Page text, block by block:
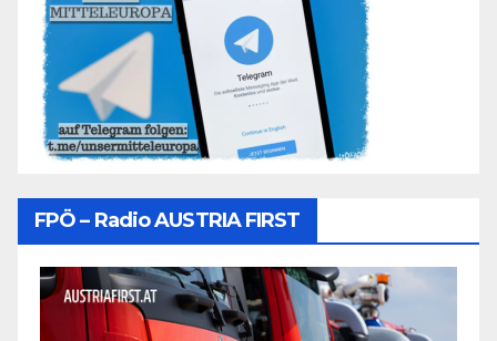
FPÖ – Radio AUSTRIA FIRST